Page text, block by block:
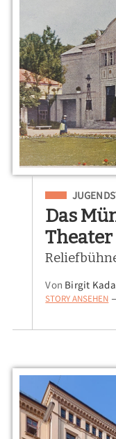
Eingeordnet
Das
Theater
Von Birgit
STORY ANSEHEN